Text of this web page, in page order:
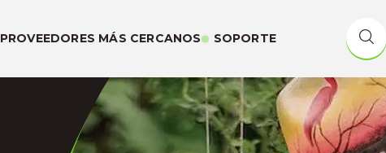
PROVEEDORES MÁS CERCANOS SOPORTE